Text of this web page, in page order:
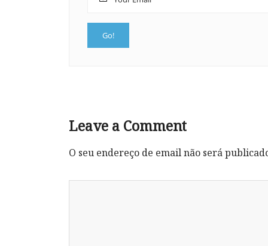
Leave a Comment
O seu endereço de email não será